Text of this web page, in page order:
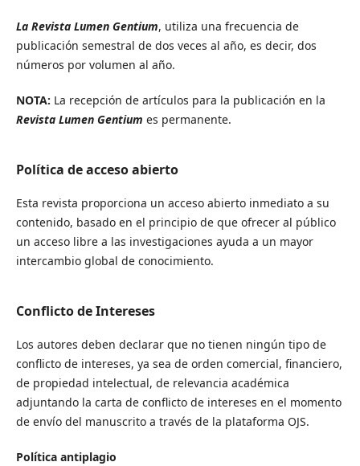
La Revista Lumen Gentium, utiliza una frecuencia de
publicación semestral de dos veces al año, es decir, dos
números por volumen al año.
NOTA: La recepción de artículos para la publicación en la
Revista Lumen Gentium es permanente.
Política de acceso abierto
Esta revista proporciona un acceso abierto inmediato a su
contenido, basado en el principio de que ofrecer al público
un acceso libre a las investigaciones ayuda a un mayor
intercambio global de conocimiento.
Conflicto de Intereses
Los autores deben declarar que no tienen ningún tipo de
conflicto de intereses, ya sea de orden comercial, financiero,
de propiedad intelectual, de relevancia académica
adjuntando la carta de conflicto de intereses en el momento
de envío del manuscrito a través de la plataforma OJS.
Política antiplagio